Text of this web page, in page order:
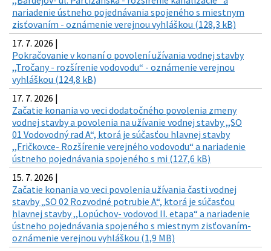
nariadenie ústneho pojednávania spojeného s miestnym
zisťovaním - oznámenie verejnou vyhláškou (128,3 kB)
17. 7. 2026 |
Pokračovanie v konaní o povolení užívania vodnej stavby
,,Tročany - rozšírenie vodovodu“ - oznámenie verejnou
vyhláškou (124,8 kB)
17. 7. 2026 |
Začatie konania vo veci dodatočného povolenia zmeny
vodnej stavby a povolenia na užívanie vodnej stavby ,,SO
01 Vodovodný rad A“, ktorá je súčasťou hlavnej stavby
,,Fričkovce- Rozšírenie verejného vodovodu“ a nariadenie
ústneho pojednávania spojeného s mi (127,6 kB)
15. 7. 2026 |
Začatie konania vo veci povolenia užívania časti vodnej
stavby „SO 02 Rozvodné potrubie A“, ktorá je súčasťou
hlavnej stavby ,,Lopúchov- vodovod II. etapa“ a nariadenie
ústneho pojednávania spojeného s miestnym zisťovaním-
oznámenie verejnou vyhláškou (1,9 MB)